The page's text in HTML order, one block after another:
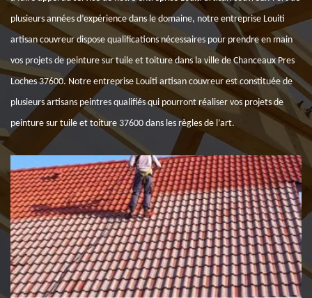
plusieurs années d’expérience dans le domaine, notre entreprise Louiti
artisan couvreur dispose qualifications nécessaires pour prendre en main
vos projets de peinture sur tuile et toiture dans la ville de Chanceaux Pres
Loches 37600. Notre entreprise Louiti artisan couvreur est constituée de
plusieurs artisans peintres qualifiés qui pourront réaliser vos projets de
peinture sur tuile et toiture 37600 dans les règles de l’art.